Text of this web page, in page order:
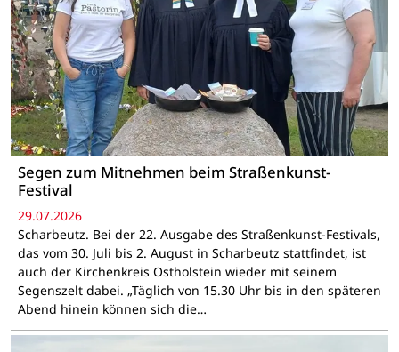
Segen zum Mitnehmen beim Straßenkunst-
Festival
29.07.2026
Scharbeutz. Bei der 22. Ausgabe des Straßenkunst-Festivals,
das vom 30. Juli bis 2. August in Scharbeutz stattfindet, ist
auch der Kirchenkreis Ostholstein wieder mit seinem
Segenszelt dabei. „Täglich von 15.30 Uhr bis in den späteren
Abend hinein können sich die…